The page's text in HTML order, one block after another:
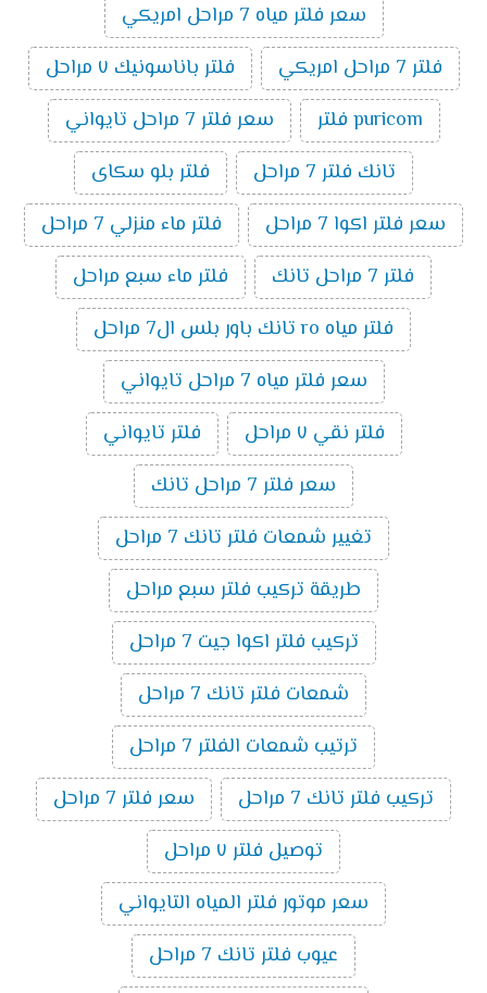
سعر فلتر مياه 7 مراحل امريكي
فلتر 7 مراحل امريكي
فلتر باناسونيك ٧ مراحل
puricom فلتر
سعر فلتر 7 مراحل تايواني
تانك فلتر 7 مراحل
فلتر بلو سكاى
سعر فلتر اكوا 7 مراحل
فلتر ماء منزلي 7 مراحل
فلتر 7 مراحل تانك
فلتر ماء سبع مراحل
فلتر مياه ro تانك باور بلس ال7 مراحل
سعر فلتر مياه 7 مراحل تايواني
فلتر نقي ٧ مراحل
فلتر تايواني
سعر فلتر 7 مراحل تانك
تغيير شمعات فلتر تانك 7 مراحل
طريقة تركيب فلتر سبع مراحل
تركيب فلتر اكوا جيت 7 مراحل
شمعات فلتر تانك 7 مراحل
ترتيب شمعات الفلتر 7 مراحل
تركيب فلتر تانك 7 مراحل
سعر فلتر 7 مراحل
توصيل فلتر ٧ مراحل
سعر موتور فلتر المياه التايواني
عيوب فلتر تانك 7 مراحل